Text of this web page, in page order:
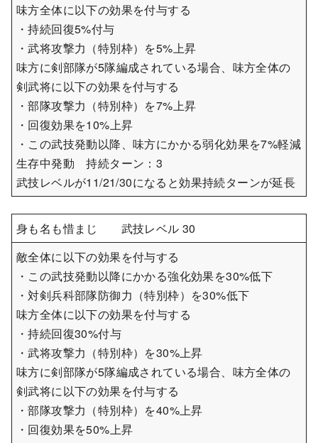
味方全体に以下の効果を付与する
・持続回復5%付与
・武将攻撃力（特別枠）を5%上昇
味方に剣部隊が5隊編成されている場合、味方全体の
剣武将に以下の効果を付与する
・部隊攻撃力（特別枠）を7%上昇
・回復効果を10%上昇
・この武技発動以降、味方にかかる弱化効果を7%軽減
生存中発動 持続ターン：3
武技レベルが11/21/30になると効果持続ターンが延長
身も名も惜まじ 武技レベル 30
敵全体に以下の効果を付与する
・この武技発動以降にかかる強化効果を30%低下
・対剣兵科部隊防御力（特別枠）を30%低下
味方全体に以下の効果を付与する
・持続回復30%付与
・武将攻撃力（特別枠）を30%上昇
味方に剣部隊が5隊編成されている場合、味方全体の
剣武将に以下の効果を付与する
・部隊攻撃力（特別枠）を40%上昇
・回復効果を50%上昇